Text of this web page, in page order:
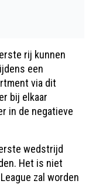
rij kunnen
een
via dit
bij elkaar
in de negatieve
wedstrijd
Het is niet
zal worden